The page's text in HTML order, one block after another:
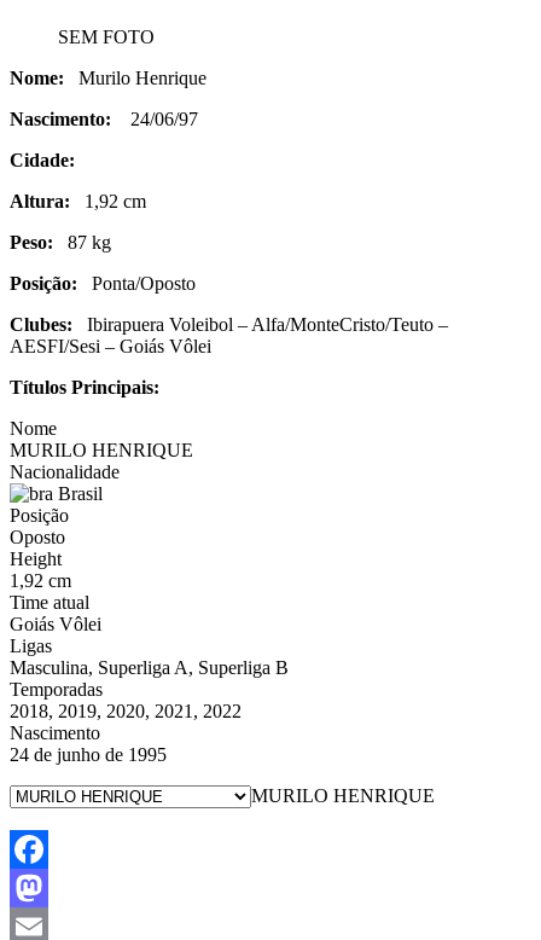
SEM FOTO
Nome: Murilo Henrique
Nascimento: 24/06/97
Cidade:
Altura: 1,92 cm
Peso: 87 kg
Posição: Ponta/Oposto
Clubes: Ibirapuera Voleibol – Alfa/MonteCristo/Teuto –
AESFI/Sesi – Goiás Vôlei
Títulos Principais:
Nome
MURILO HENRIQUE
Nacionalidade
Brasil
Posição
Oposto
Height
1,92 cm
Time atual
Goiás Vôlei
Ligas
Masculina, Superliga A, Superliga B
Temporadas
2018, 2019, 2020, 2021, 2022
Nascimento
24 de junho de 1995
MURILO HENRIQUE
Facebook
Mastodon